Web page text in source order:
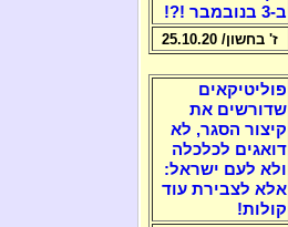
ב-3 בנובמבר !?!
ז' בחשון/ 25.10.20
פוליטיקאים
שדורשים את
קיצור הסגר, לא
דואגים לכלכלה
ולא לעם ישראל:
אלא לצבירת עוד
קולות!